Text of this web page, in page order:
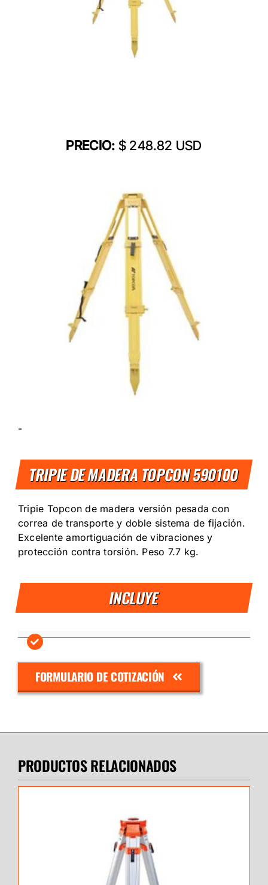
PRECIO: $ 248.82 USD
-
TRIPIE DE MADERA TOPCON 590100
INCLUYE
Tripie Topcon de madera versión pesada con
correa de transporte y doble sistema de fijación.
Excelente amortiguación de vibraciones y
protección contra torsión. Peso 7.7 kg.
FORMULARIO DE COTIZACIÓN
PRODUCTOS RELACIONADOS